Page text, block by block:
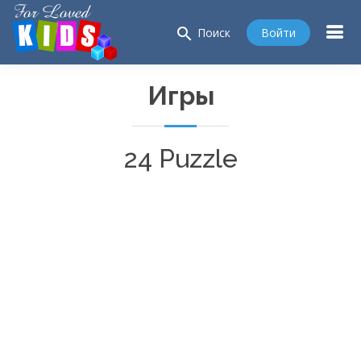
search Поиск Войти
Игры
24 Puzzle